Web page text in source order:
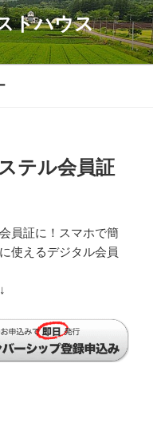
トハウス
テル会員証
員証に！スマホで簡
使えるデジタル会員